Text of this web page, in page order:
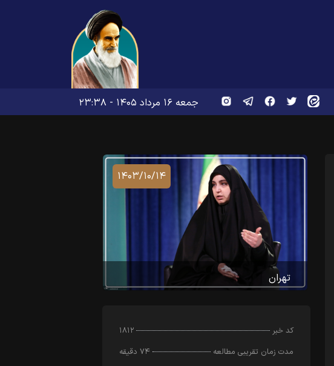
جمعه ۱۶ مرداد ۱۴۰۵ - ۲۳:۳۸
۱۴۰۳/۱۰/۱۴
تهران
کد خبر
۱۸۱۲
مدت زمان تقریبی مطالعه
۷۴ دقیقه